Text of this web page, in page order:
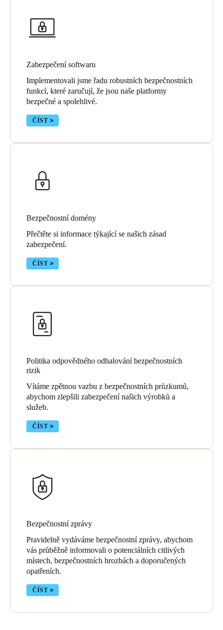
Russian
Poland
Polski
Czech Republic
English
Norway
NorskEnglish
Finland
FinnishEnglish
Uložit nový výběr jako výchozí
Zabezpečení softwaru
Implementovali jsme řadu robustních bezpečnostních
funkcí, které zaručují, že jsou naše platformy
bezpečné a spolehlivé.
ČÍST
Bezpečnostní domény
Přečtěte si informace týkající se našich zásad
zabezpečení.
ČÍST
Politika odpovědného odhalování bezpečnostních
rizik
Vítáme zpětnou vazbu z bezpečnostních průzkumů,
abychom zlepšili zabezpečení našich výrobků a
služeb.
ČÍST
Bezpečnostní zprávy
Pravidelně vydáváme bezpečnostní zprávy, abychom
vás průběžně informovali o potenciálních citlivých
místech, bezpečnostních hrozbách a doporučených
opatřeních.
ČÍST